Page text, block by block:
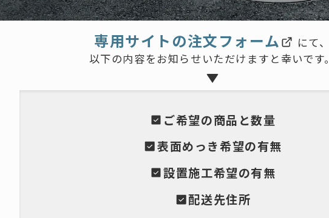
専用サイトの注文フォーム
にて、
以下の内容をお知らせいただけますと幸いです。
ご希望の商品と数量
表面めっき希望の有無
設置施工希望の有無
配送先住所